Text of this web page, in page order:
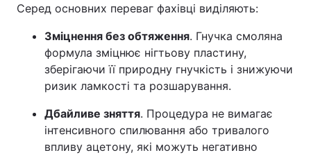
Серед основних переваг фахівці виділяють:
Зміцнення без обтяження. Гнучка смоляна
формула зміцнює нігтьову пластину,
зберігаючи її природну гнучкість і знижуючи
ризик ламкості та розшарування.
Дбайливе зняття. Процедура не вимагає
інтенсивного спилювання або тривалого
впливу ацетону, які можуть негативно